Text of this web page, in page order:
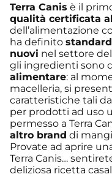
Terra Canis è il
qualità certificata al
dell’alimentazione
ha definito
nuovi nel settore
gli ingredienti sono
alimentare: al
macelleria, si
caratteristiche tali
per prodotti ad uso
permesso a Terra
altro brand di
Provate ad aprire
Terra Canis…
deliziosa ricetta